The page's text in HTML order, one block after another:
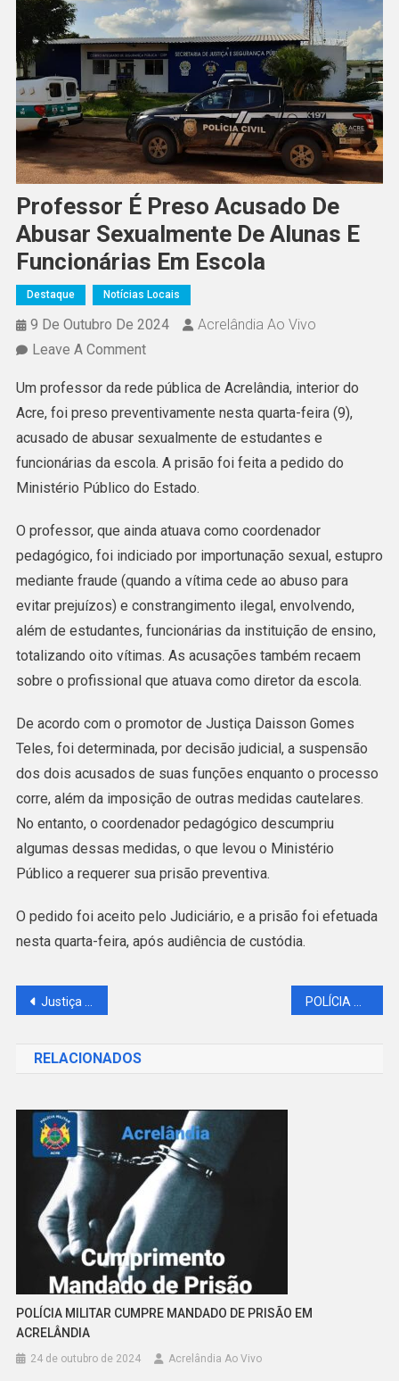
Professor É Preso Acusado De
Abusar Sexualmente De Alunas E
Funcionárias Em Escola
Destaque Notícias Locais
9 De Outubro De 2024
Acrelândia Ao Vivo
Leave A CommentOn
É
Preso
Acusado
De
Abusar
Sexualmente
De
Alunas
Funcionárias
Escola
Um professor da rede pública de Acrelândia, interior do
Acre, foi preso preventivamente nesta quarta-feira (9),
acusado de abusar sexualmente de estudantes e
funcionárias da escola. A prisão foi feita a pedido do
Ministério Público do Estado.
O professor, que ainda atuava como coordenador
pedagógico, foi indiciado por importunação sexual, estupro
mediante fraude (quando a vítima cede ao abuso para
evitar prejuízos) e constrangimento ilegal, envolvendo,
além de estudantes, funcionárias da instituição de ensino,
totalizando oito vítimas. As acusações também recaem
sobre o profissional que atuava como diretor da escola.
De acordo com o promotor de Justiça Daisson Gomes
Teles, foi determinada, por decisão judicial, a suspensão
dos dois acusados de suas funções enquanto o processo
corre, além da imposição de outras medidas cautelares.
No entanto, o coordenador pedagógico descumpriu
algumas dessas medidas, o que levou o Ministério
Público a requerer sua prisão preventiva.
O pedido foi aceito pelo Judiciário, e a prisão foi efetuada
nesta quarta-feira, após audiência de custódia.
Navegação
Post
Justiça expede mandado de Prisão de Suspeitos de Estupro Coletivo em Acrelândia
RELACIONADOS
POLÍCIA MILITAR CUMPRE MANDADO DE PRISÃO EM
ACRELÂNDIA
24 de outubro de 2024 Acrelândia Ao Vivo